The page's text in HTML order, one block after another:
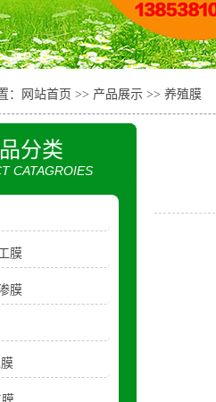
： 网站首页 >> 产品展示 >> 养殖膜
分类
CATAGROIES
膜
膜